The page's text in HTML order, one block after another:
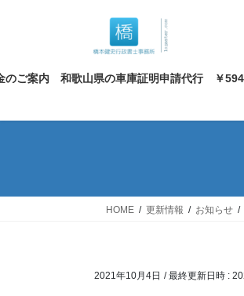
ツ
ス
シ
ン
のご案内 和歌山県の車庫証明申請代行 ￥
HOME 更新情報 お知らせ
2021年10月4日 / 最終更新日時 :